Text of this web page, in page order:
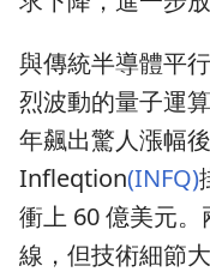
與傳統半導體平
烈波動的量子運
年飆出驚人漲幅
Infleqtion(INFQ)
衝上 60 億美元
線，但技術細節